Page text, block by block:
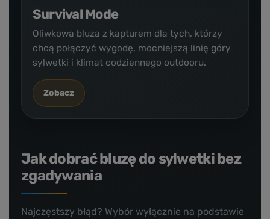
Survival Mode
Oliwkowa bluza z kapturem dla tych, którzy
chcą połączyć wygodę, mocniejszą linię góry
sylwetki i klimat codziennego outdooru.
Zobacz
Jak dobrać bluzę do sylwetki bez
zgadywania
Najczęstszy błąd? Wybór wyłącznie na podstawie